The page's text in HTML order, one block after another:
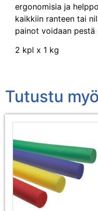
ergonomisia ja
kaikkiin ranteen tai
painot voidaan pestä
2 kpl x 1 kg
Tutustu